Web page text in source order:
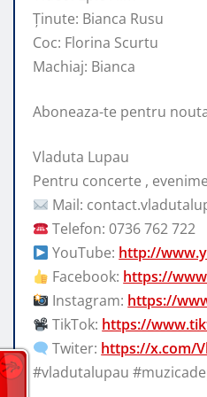
Ținute: Bianca Rusu
Coc: Florina Scurtu
Machiaj: Bianca
Aboneaza-te pentru
Vladuta Lupau
Pentru concerte ,
Mail:
Telefon: 0736 762 722
YouTube: http://
Facebook: https://
Instagram: https://
TikTok: https://
Twiter: https://x.com/
#vladutalupau